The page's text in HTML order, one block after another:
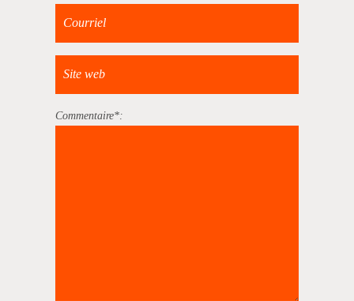
Commentaire